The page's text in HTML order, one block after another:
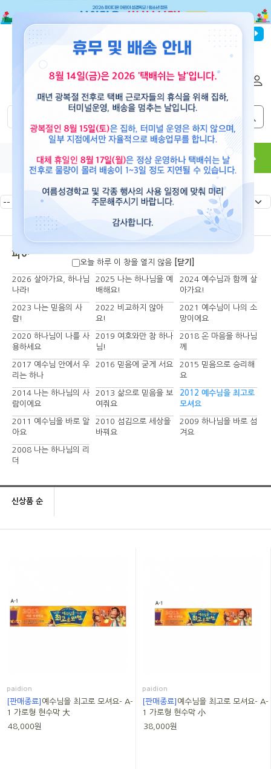
파이디온선교회
도서 뮤직 용품 현수막 콘텐츠
파이디온 여름성경학교
2026 살아가요, 하나님
나라!
2025 나는 하나님을 예
배해요!
2024 예수님과 함께 살
아가요!
2023 나는 믿음의 사
람!
2022 비교하지 않아
요!
2021 예수님이 나의 소
망이에요
2020 하나님이 나를 사
용하세요
2019 여호와만 참 하나
님!
2018 온 마음을 하나님
께
2017 예수님 안에서 우
리는 하나
2016 믿음에 굳게 서요
2015 믿음으로 승리해
요
2014 나는 하나님의 사
람이에요
2013 삶으로 믿음을 보
여줘요
2012 예수님을 최고로
모셔요
2011 예수님을 바로 알
아요
2010 섬김으로 세상을
바꿔요
2009 하나님을 바로 섬
겨요
2008 나는 하나님의 리
더
신상품 순
paidion
[판매종료] 예수님을 최고로 모셔요- A-
1 가로형 현수막 大
48,000원
paidion
[판매종료] 예수님을 최고로 모셔요- A-
1 가로형 현수막 小
38,000원
오늘 하루 이 창을 열지 않음 [닫기]